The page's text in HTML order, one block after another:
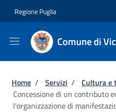
Regione Puglia
Comune di
Briciole di pane
Home / Servizi / Cultura e
Concessione di un contributo
l'organizzazione di